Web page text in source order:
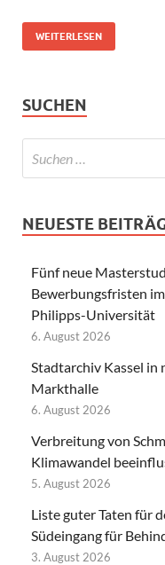
WEITERLESEN
SUCHEN
NEUESTE
Fünf neue
Bewerbungsfristen
Philipps-Universität
6. August 2026
Stadtarchiv Kassel in
Markthalle
6. August 2026
Verbreitung von
Klimawandel
5. August 2026
Liste guter Taten für
Südeingang für
3. August 2026